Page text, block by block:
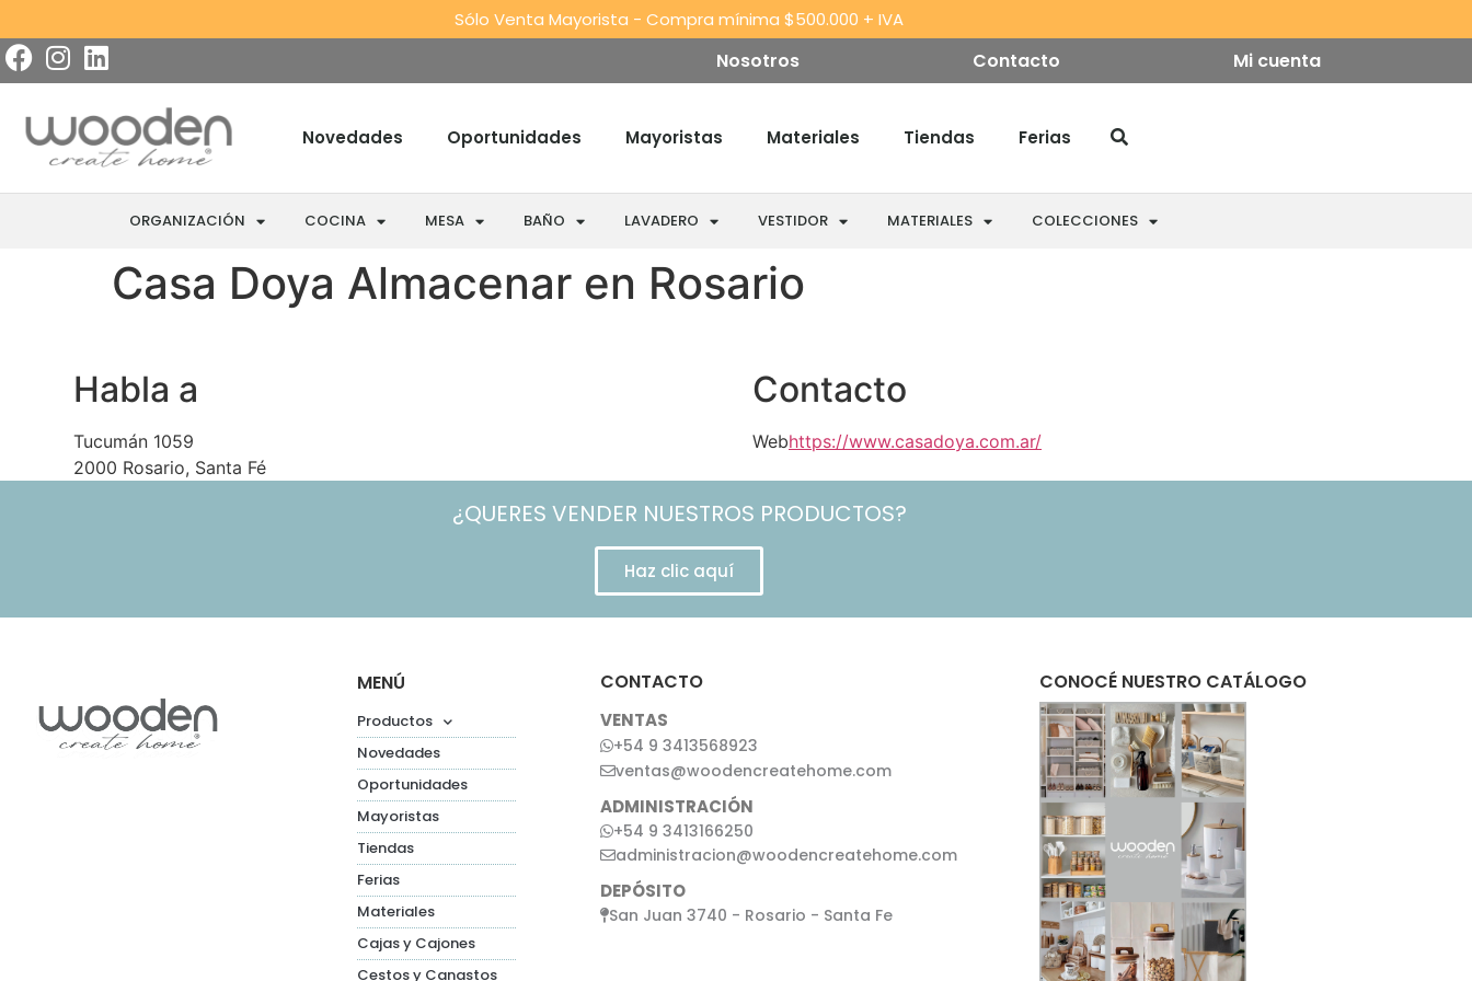
Sólo Venta Mayorista - Compra mínima $500.000 + IVA
Nosotros Contacto Mi cuenta
Novedades Oportunidades Mayoristas Materiales Tiendas Ferias
ORGANIZACIÓN COCINA MESA BAÑO LAVADERO VESTIDOR MATERIALES COLECCIONES
Casa Doya Almacenar en Rosario
Habla a
Tucumán 1059
2000 Rosario, Santa Fé
Contacto
Webhttps://www.casadoya.com.ar/
¿QUERES VENDER NUESTROS PRODUCTOS?
Haz clic aquí
MENÚ
Productos
Novedades
Oportunidades
Mayoristas
Tiendas
Ferias
Materiales
Cajas y Cajones
Cestos y Canastos
CONTACTO
VENTAS
+54 9 3413568923
ventas@woodencreatehome.com
ADMINISTRACIÓN
+54 9 3413166250
administracion@woodencreatehome.com
DEPÓSITO
San Juan 3740 - Rosario - Santa Fe
CONOCÉ NUESTRO CATÁLOGO